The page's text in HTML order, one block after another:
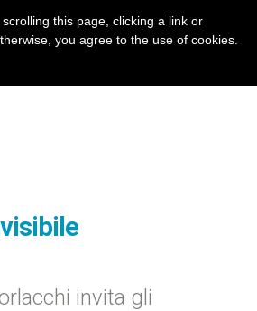
invita gli
this page, clicking a link or
you agree to the use of cookies.